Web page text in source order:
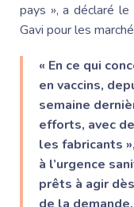
pays », a déclaré
Gavi pour les
« En ce qui
en vaccins,
semaine
efforts, avec
les fabricants
à l’urgence
prêts à agir